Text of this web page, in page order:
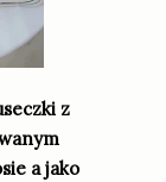
z
a jako